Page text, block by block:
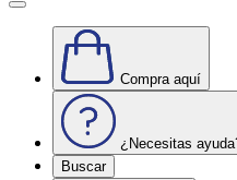
Compra aquí
¿Necesitas
Buscar